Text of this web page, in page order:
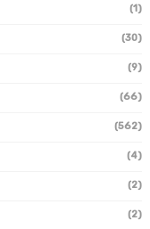
(1)
(30)
(9)
(66)
(562)
(4)
(2)
(2)